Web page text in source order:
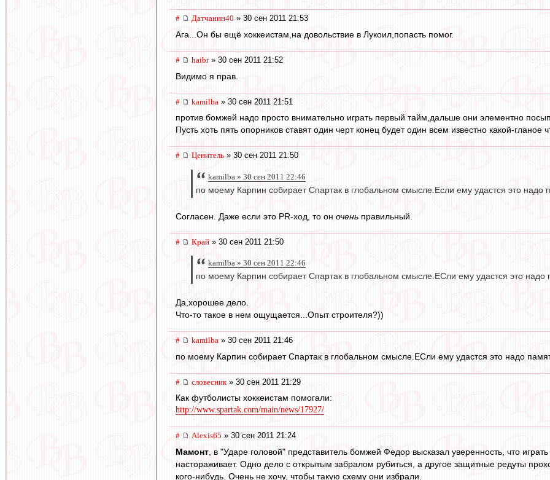
# Датчанин40 » 30 сен 2011 21:53
Ага...Он бы ещё хоккеистам,на довольствие в Лукоил,попасть помог.
# haibr» 30 сен 2011 21:52
Видимо я прав.
# kamilba » 30 сен 2011 21:51
против бомжей надо просто внимательно играть первый тайм,дальше они элементно
Пусть хоть пять опорников ставят один черт конец будет один всем известно какой-гланое
# Ценитель » 30 сен 2011 21:50
kamilba » 30 сен 2011 22:46
по моему Карпин собирает Спартак в глобальном смысле.Если ему удастся это надо
Согласен. Даже если это PR-ход, то он очень правильный.
# Край » 30 сен 2011 21:50
kamilba » 30 сен 2011 22:46
по моему Карпин собирает Спартак в глобальном смысле.ЕСли ему удастся это надо
Да,хорошее дело.
Что-то такое в нем ощущается...Опыт строителя?))
# kamilba » 30 сен 2011 21:46
по моему Карпин собирает Спартак в глобальном смысле.ЕСли ему удастся это надо
# словесник » 30 сен 2011 21:29
Как футболисты хоккеистам помогали:
http://www.spartak.com/main/news/17927/
# Alexis65 » 30 сен 2011 21:24
Мамонт , в "Ударе головой" представитель бомжей Федор высказал уверенность, что
настораживает. Одно дело с открытым забралом рубиться, а другое защитные редуты
кого-нибудь. Очень не хочу, чтобы такую схему они избрали.